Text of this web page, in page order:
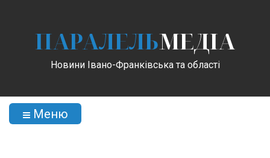
ПАРАЛЕЛЬМЕДІА
Новини Івано-Франківська та області
Меню